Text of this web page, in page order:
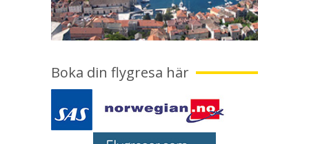
Boka din flygresa här